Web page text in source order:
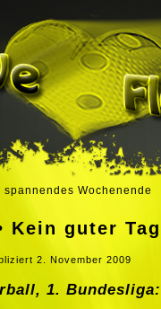
spannendes Wochenende
Kein guter
2. November 2009
1.